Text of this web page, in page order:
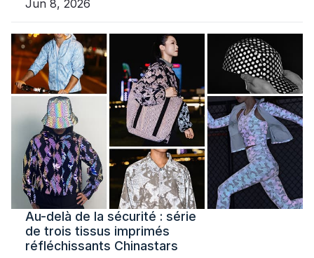
Jun 8, 2026
Au-delà de la sécurité : série
de trois tissus imprimés
réfléchissants Chinastars